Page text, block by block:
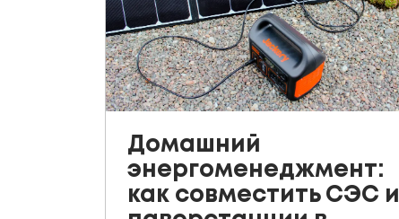
Домашний
энергоменеджмент:
как совместить СЭС и